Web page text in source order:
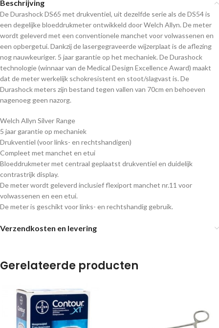
Beschrijving
De Durashock DS65 met drukventiel, uit dezelfde serie als de DS54 is
een degelijke bloeddrukmeter ontwikkeld door Welch Allyn. De meter
wordt geleverd met een conventionele manchet voor volwassenen en
een opbergetui. Dankzij de lasergegraveerde wijzerplaat is de aflezing
nog nauwkeuriger. 5 jaar garantie op het mechaniek. De Durashock
technologie (winnaar van de Medical Design Excellence Award) maakt
dat de meter werkelijk schokresistent en stoot/slagvast is. De
Durashock meters zijn bestand tegen vallen van 70cm en behoeven
nagenoeg geen nazorg.
Welch Allyn Silver Range
5 jaar garantie op mechaniek
Drukventiel (voor links- en rechtshandigen)
Compleet met manchet en etui
Bloeddrukmeter met centraal geplaatst drukventiel en duidelijk
contrastrijk display.
De meter wordt geleverd inclusief flexiport manchet nr.11 voor
volwassenen en een etui.
De meter is geschikt voor links- en rechtshandig gebruik.
Verzendkosten en levering
Gerelateerde producten